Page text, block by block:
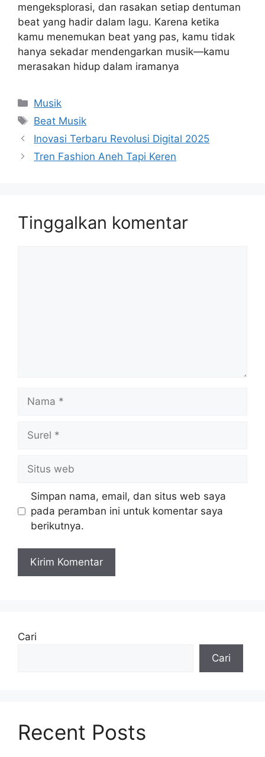
mengeksplorasi, dan rasakan setiap dentuman
beat yang hadir dalam lagu. Karena ketika
kamu menemukan beat yang pas, kamu tidak
hanya sekadar mendengarkan musik—kamu
merasakan hidup dalam iramanya
Kategori
Musik
Tag
Beat Musik
Inovasi Terbaru Revolusi Digital 2025
Tren Fashion Aneh Tapi Keren
Tinggalkan komentar
web
Simpan nama, email, dan situs web saya
pada peramban ini untuk komentar saya
berikutnya.
Cari
Cari
Recent Posts